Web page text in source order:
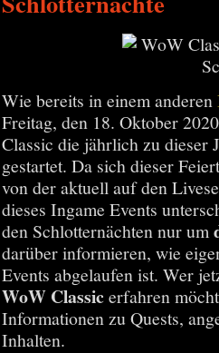
Wie bereits in einem anderen
Freitag, den 18. Oktober
Classic die jährlich zu dieser
gestartet. Da sich dieser
von der aktuell auf den
dieses Ingame Events
den Schlotternächten nur um
darüber informieren, wie
Events abgelaufen ist. Wer
WoW Classicerfahren
Informationen zu Quests,
Inhalten.